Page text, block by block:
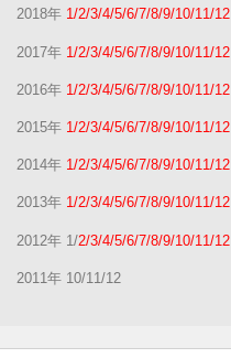
2018年 1/2/3/4/5/6/7/8/9/10/11/12
2017年 1/2/3/4/5/6/7/8/9/10/11/12
2016年 1/2/3/4/5/6/7/8/9/10/11/12
2015年 1/2/3/4/5/6/7/8/9/10/11/12
2014年 1/2/3/4/5/6/7/8/9/10/11/12
2013年 1/2/3/4/5/6/7/8/9/10/11/12
2012年 1/2/3/4/5/6/7/8/9/10/11/12
2011年 10/11/12